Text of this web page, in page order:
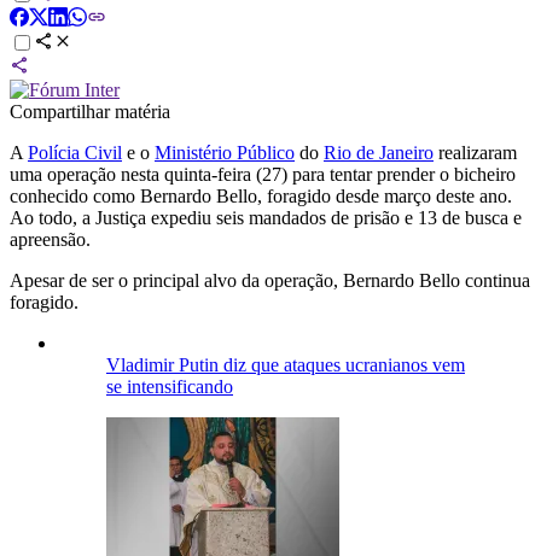
Compartilhar matéria
A Polícia Civil e o Ministério Público do Rio de Janeiro realizaram
uma operação nesta quinta-feira (27) para tentar prender o bicheiro
conhecido como Bernardo Bello, foragido desde março deste ano.
Ao todo, a Justiça expediu seis mandados de prisão e 13 de busca e
apreensão.
Apesar de ser o principal alvo da operação, Bernardo Bello continua
foragido.
Vladimir Putin diz que ataques ucranianos vem
se intensificando